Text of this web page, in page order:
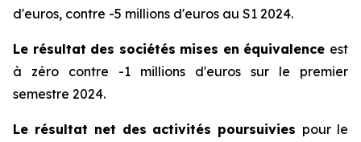
d'euros, contre -5 millions d'euros au S1 2024.
Le résultat des sociétés mises en équivalence est
à zéro contre -1 millions d'euros sur le premier
semestre 2024.
Le résultat net des activités poursuivies pour le